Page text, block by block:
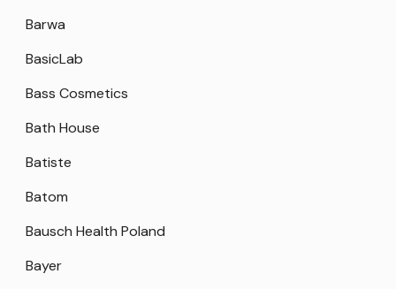
Barwa
BasicLab
Bass Cosmetics
Bath House
Batiste
Batom
Bausch Health Poland
Bayer